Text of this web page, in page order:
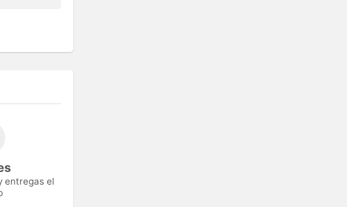
entregas el